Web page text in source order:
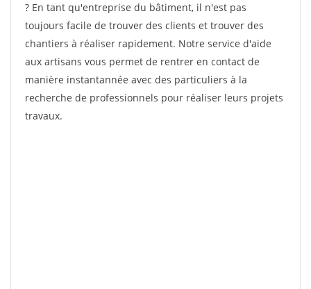
? En tant qu'entreprise du bâtiment, il n'est pas
toujours facile de trouver des clients et trouver des
chantiers à réaliser rapidement. Notre service d'aide
aux artisans vous permet de rentrer en contact de
manière instantannée avec des particuliers à la
recherche de professionnels pour réaliser leurs projets
travaux.